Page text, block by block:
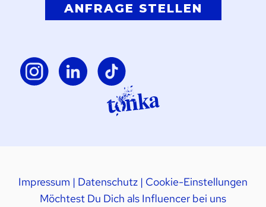
ANFRAGE STELLEN
Impressum | Datenschutz | Cookie-Einstellungen
Möchtest Du Dich als Influencer bei uns